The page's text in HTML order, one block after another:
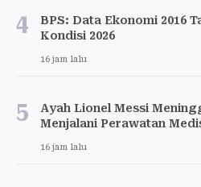
4
BPS: Data Ekonomi 2016
Kondisi 2026
16 jam lalu
5
Ayah Lionel Messi
Menjalani Perawatan
16 jam lalu